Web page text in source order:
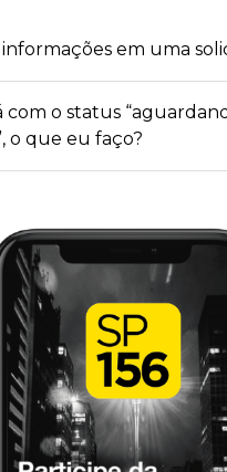
em uma
com o status
o que eu faço?